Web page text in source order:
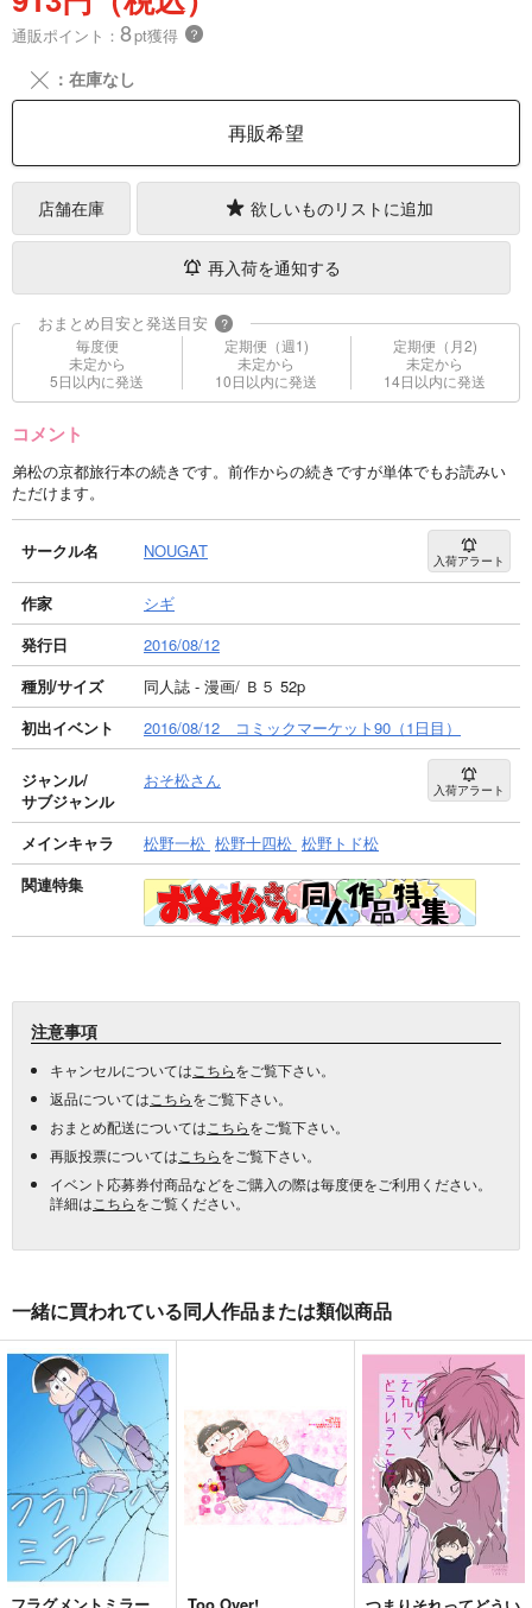
通販ポイント： 8pt獲得 ？
╳ ：在庫なし
再販希望
店舗在庫 欲しいものリストに追加
再入荷を通知する
おまとめ目安と発送目安 ?
毎度便
未定から
5日以内に発送
定期便（週1)
未定から
10日以内に発送
定期便（月2)
未定から
14日以内に発送
コメント
弟松の京都旅行本の続きです。前作からの続きですが単体でもお読みい
ただけます。
サークル名 NOUGAT 入荷アラート
作家
シギ
発行日
2016/08/12
種別/サイズ
同人誌 - 漫画/ Ｂ５ 52p
初出イベント
2016/08/12 コミックマーケット90（1日目）
ジャンル/
サブジャンル
おそ松さん 入荷アラート
メインキャラ 松野一松 松野十四松 松野トド松
関連特集
注意事項
キャンセルについては こちらをご覧下さい。
返品については こちらをご覧下さい。
おまとめ配送については こちらをご覧下さい。
再販投票については こちらをご覧下さい。
イベント応募券付商品などをご購入の際は毎度便をご利用ください。
詳細は こちらをご覧ください。
一緒に買われている同人作品または類似商品